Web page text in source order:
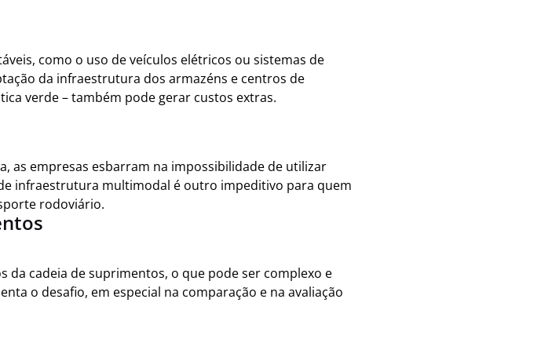
como o uso de veículos elétricos ou sistemas de
da infraestrutura dos armazéns e centros de
verde – também pode gerar custos extras.
as empresas esbarram na impossibilidade de utilizar
infraestrutura multimodal é outro impeditivo para quem
rodoviário.
da cadeia de suprimentos, o que pode ser complexo e
o desafio, em especial na comparação e na avaliação